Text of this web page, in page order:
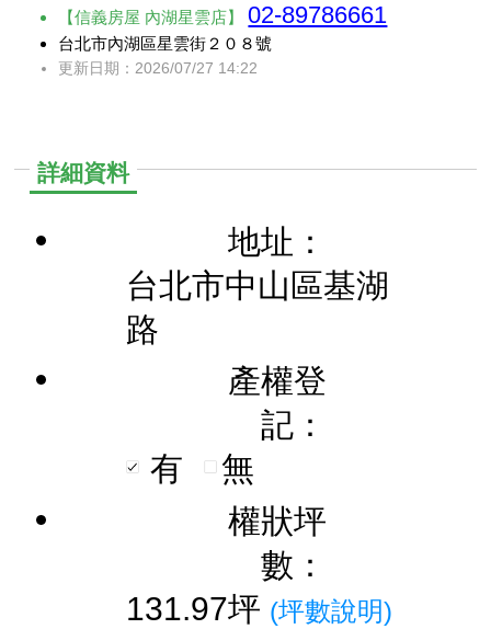
【信義房屋 內湖星雲店】02-89786661
台北市內湖區星雲街２０８號
更新日期：2026/07/27 14:22
詳細資料
地址：
台北市中山區基湖
路
產權登
記：
有
無
權狀坪
數：
131.97坪 (坪數說明)